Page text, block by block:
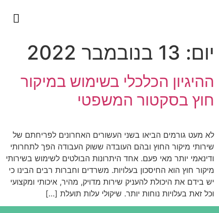
יום: 13 בנובמבר 2022
ההיגיון הכלכלי בשימוש במיקור
חוץ בסקטור המשפטי
לא מעט גורמים הביאו בשני העשורים האחרונים לפריחתם של
שירותי מיקור החוץ ובהם העובדה ששוק העבודה הפך לתחרותי
ודינאמי יותר מאי פעם. אחד היתרונות הבולטים לשימוש בשירותי
מיקור חוץ הוא החיסכון בעלויות. משרדים וחברות רבים הבינו כי
יש בידם את היכולת להעניק שירות מדויק, מהיר, איכותי ומקצועי
וכל זאת בעלויות נוחות יותר. שיקולי עלות תועלת […]